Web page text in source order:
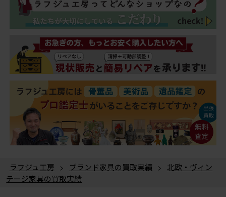
ラフジュ工房 > ブランド家具の買取実績 >
北欧・ヴィン
テージ家具の買取実績